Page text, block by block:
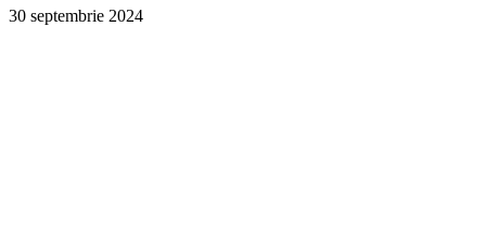
30 septembrie 2024